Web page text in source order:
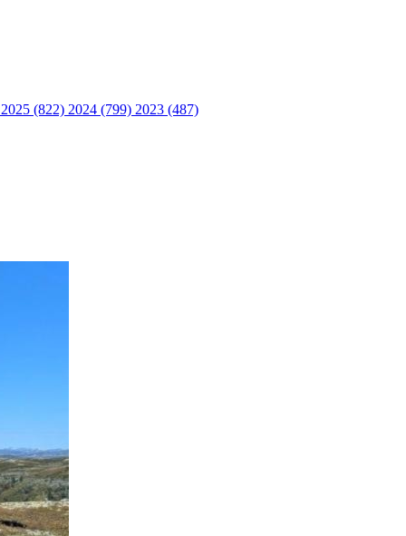
2025 (822) 2024 (799) 2023 (487)